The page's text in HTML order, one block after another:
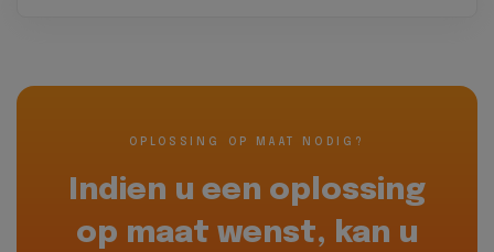
OPLOSSING OP MAAT NODIG?
Indien u een oplossing
op maat wenst, kan u